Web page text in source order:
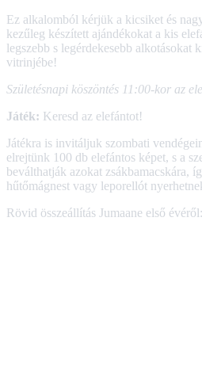
Ez alkalomból kérjük a kicsiket és
kezűleg készített ajándékokat a kis
legszebb s legérdekesebb alkotásokat
vitrinjébe!
Születésnapi köszöntés 11:00-kor az
Játék: Keresd az elefántot!
Játékra is invitáljuk szombati
elrejtünk 100 db elefántos képet, s a
beválthatják azokat zsákbamacskára,
hűtőmágnest vagy leporellót
Rövid összeállítás Jumaane első évéről: